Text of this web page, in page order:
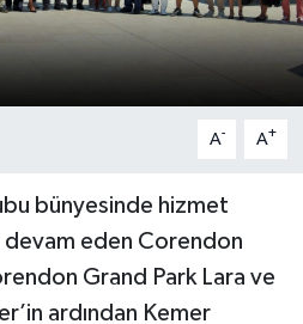
A- A+
bünyesinde hizmet
devam eden Corendon
Grand Park Lara ve
ardından Kemer